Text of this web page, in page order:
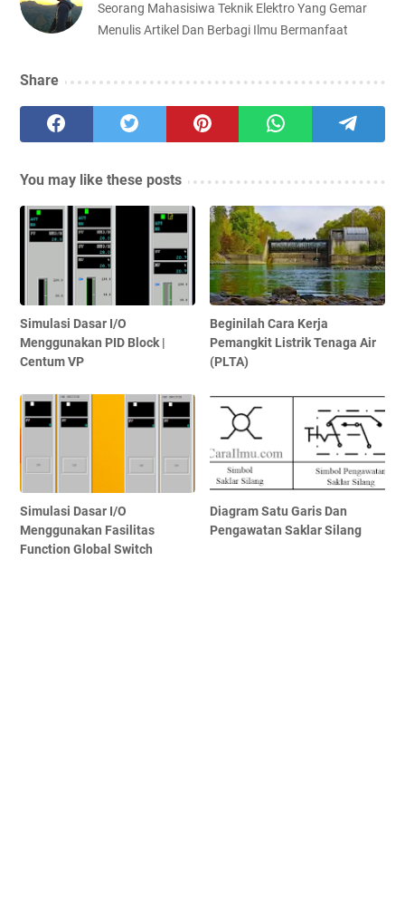
Seorang Mahasisiwa Teknik Elektro Yang Gemar
Menulis Artikel Dan Berbagi Ilmu Bermanfaat
Share
You may like these posts
Simulasi Dasar I/O
Menggunakan PID Block |
Centum VP
Beginilah Cara Kerja
Pemangkit Listrik Tenaga Air
(PLTA)
Simulasi Dasar I/O
Menggunakan Fasilitas
Function Global Switch
Diagram Satu Garis Dan
Pengawatan Saklar Silang